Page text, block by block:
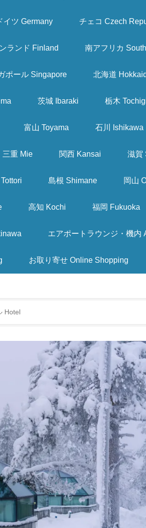
イツ Germany チェコ Czech
ランド Finland 南アフリカ
ポール Singapore 北海道
茨城 Ibaraki 栃木
富山 Toyama 石川 Ishikawa
三重 Mie 関西 Kansai 滋賀
島根 Shimane 岡山
高知 Kochi 福岡 Fukuoka
エアポートラウンジ・機内
お取り寄せ Online Shopping
Hotel